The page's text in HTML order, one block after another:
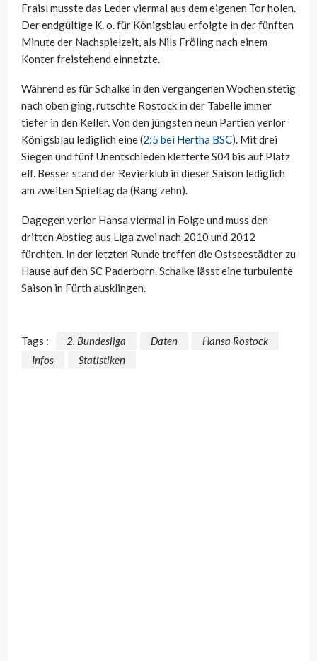
Fraisl musste das Leder viermal aus dem eigenen Tor holen.
Der endgültige K. o. für Königsblau erfolgte in der fünften
Minute der Nachspielzeit, als Nils Fröling nach einem
Konter freistehend einnetzte.
Während es für Schalke in den vergangenen Wochen stetig
nach oben ging, rutschte Rostock in der Tabelle immer
tiefer in den Keller. Von den jüngsten neun Partien verlor
Königsblau lediglich eine (2:5 bei Hertha BSC). Mit drei
Siegen und fünf Unentschieden kletterte S04 bis auf Platz
elf. Besser stand der Revierklub in dieser Saison lediglich
am zweiten Spieltag da (Rang zehn).
Dagegen verlor Hansa viermal in Folge und muss den
dritten Abstieg aus Liga zwei nach 2010 und 2012
fürchten. In der letzten Runde treffen die Ostseestädter zu
Hause auf den SC Paderborn. Schalke lässt eine turbulente
Saison in Fürth ausklingen.
Tags : 2. Bundesliga Daten
Hansa Rostock
Infos
Statistiken